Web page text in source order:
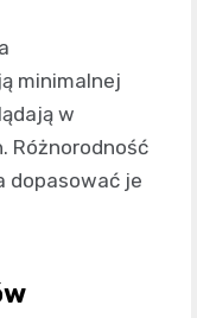
minimalnej
w
Różnorodność
dopasować je